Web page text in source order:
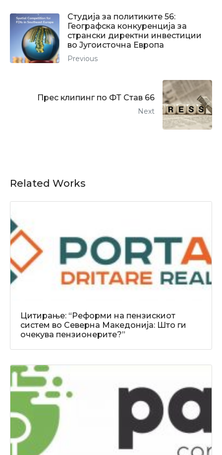
Студија за политиките 56:
Географска конкуренција за
странски директни инвестиции
во Југоисточна Европа
Previous
Прес клипинг по ФТ Став 66
Next
Related Works
Цитирање: “Реформи на пензискиот
систем во Северна Македонија: Што ги
очекува пензионерите?”